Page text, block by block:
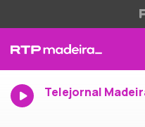
Telejornal